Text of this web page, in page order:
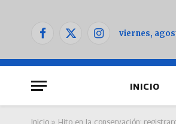
Facebook
X
Instagram
viernes,
INICIO
Inicio » Hito en la conservación: